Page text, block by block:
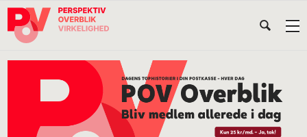
Gå
direkte
Skip
indhold
Gå
direkte